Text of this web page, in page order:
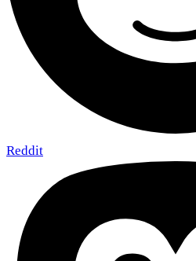
Reddit